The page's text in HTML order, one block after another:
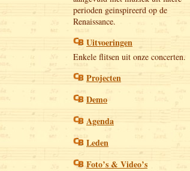
perioden geinspireerd op de
Renaissance.
Uitvoeringen
Enkele flitsen uit onze concerten.
Projecten
Demo
Agenda
Leden
Foto’s & Video’s